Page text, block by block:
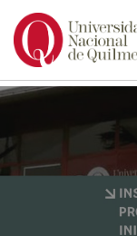
Ir
contenido